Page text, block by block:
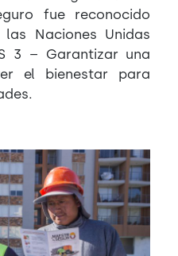
fue reconocido
Naciones Unidas
3 – Garantizar una
el bienestar para